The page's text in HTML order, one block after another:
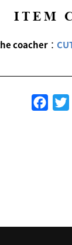
ITEM
coacher：